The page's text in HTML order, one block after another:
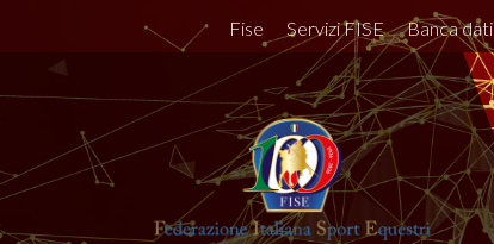
Fise Servizi FISE Banca dati